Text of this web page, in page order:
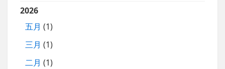
2026
五月 (1)
三月 (1)
二月 (1)